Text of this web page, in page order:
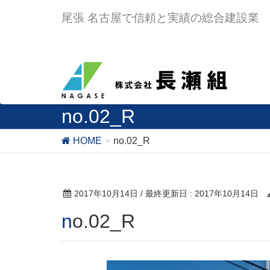
尾張 名古屋で信頼と実績の総合建設業
no.02_R
HOME no.02_R
2017年10月14日 / 最終更新日 : 2017年10月14日
no.02_R